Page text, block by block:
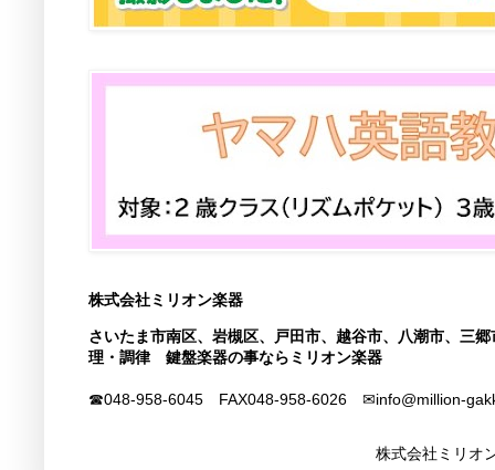
株式会社ミリオン楽器
さいたま市南区、岩槻区、戸田市、越谷市、八潮市、
理・調律 鍵盤楽器の事ならミリオン楽器
☎048-958-6045 FAX048-958-6026 ✉info@million-
株式会社ミリオ